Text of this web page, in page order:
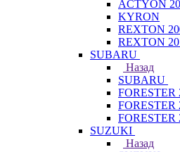
ACTYON
KYRON
REXTON
REXTON
SUBARU
Назад
SUBARU
FORESTER
FORESTER
FORESTER
SUZUKI
Назад